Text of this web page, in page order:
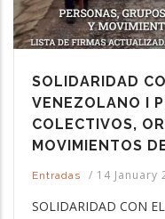
SOLIDARIDAD
VENEZOLANO I
COLECTIVOS,
MOVIMIENTOS
Entradas / 14 January
SOLIDARIDAD CON